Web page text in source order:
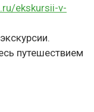
ekskursii-v-
путешествием